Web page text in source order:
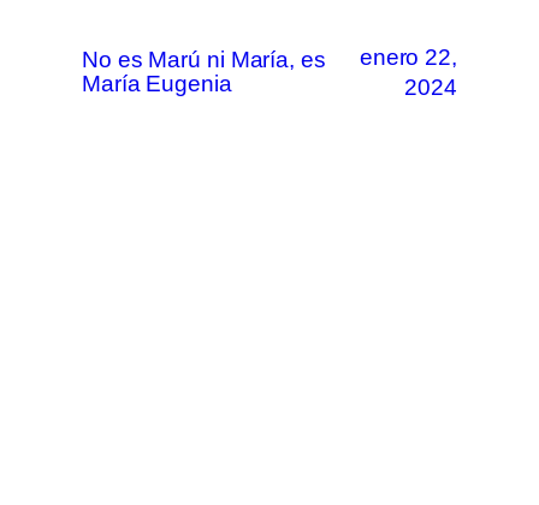
No es Marú ni María, es
María Eugenia
enero 22,
2024